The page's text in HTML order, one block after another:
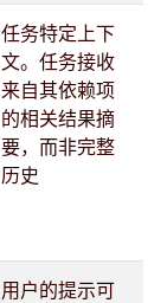
任务特定上下
文。任务接收
来自其依赖项
的相关结果摘
要，而非完整
历史
用户的提示可